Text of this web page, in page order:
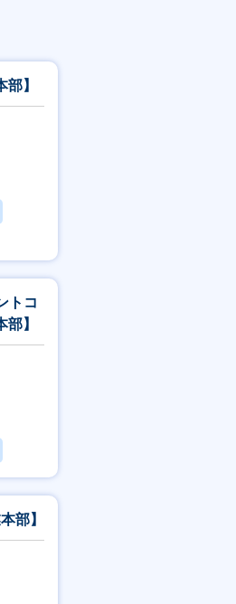
】
トコ
】
部】